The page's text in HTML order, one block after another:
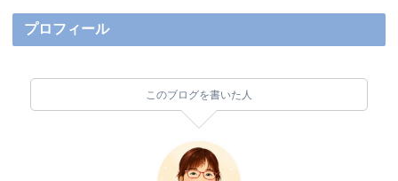
プロフィール
このブログを書いた人